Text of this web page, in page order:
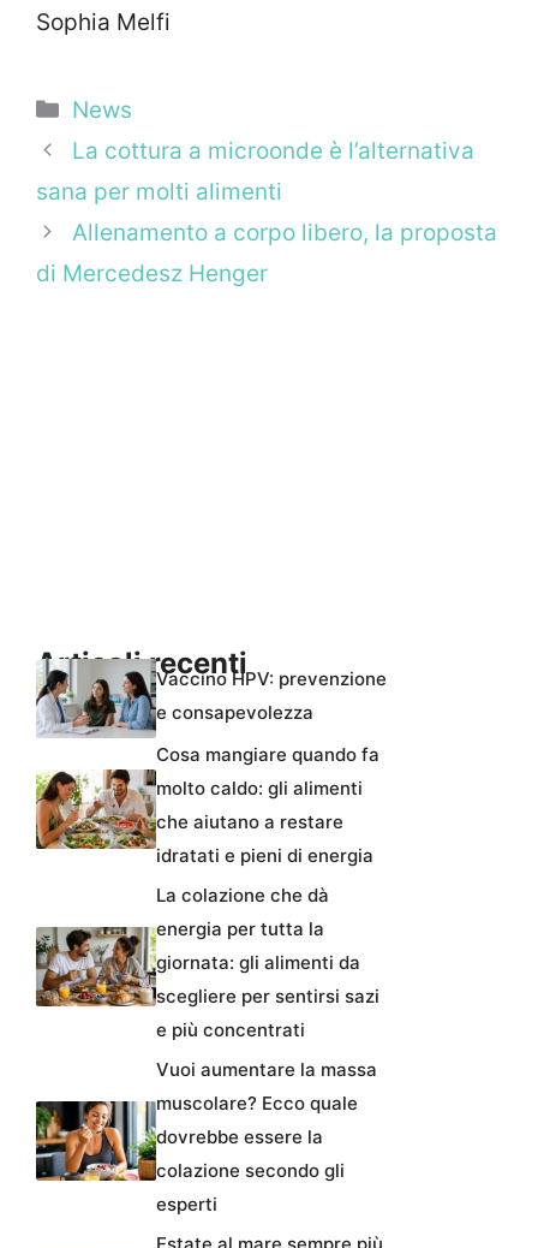
Sophia Melfi
Categorie
News
La cottura a microonde è l’alternativa
sana per molti alimenti
Allenamento a corpo libero, la proposta
di Mercedesz Henger
Articoli recentiVaccino HPV: prevenzione
e consapevolezza
Cosa mangiare quando fa
molto caldo: gli alimenti
che aiutano a restare
idratati e pieni di energia
La colazione che dà
energia per tutta la
giornata: gli alimenti da
scegliere per sentirsi sazi
e più concentrati
Vuoi aumentare la massa
muscolare? Ecco quale
dovrebbe essere la
colazione secondo gli
esperti